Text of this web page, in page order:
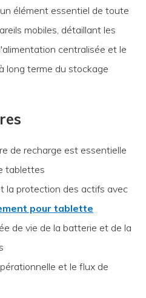
élément essentiel de toute
mobiles, détaillant les
centralisée et le
long terme du stockage
de recharge est essentielle
tablettes
la protection des actifs avec
pour tablette
de vie de la batterie et de la
et le flux de